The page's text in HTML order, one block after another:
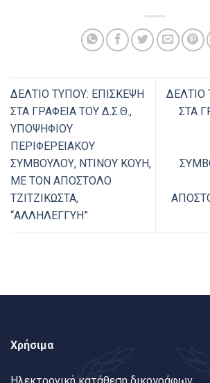
ΔΕΛΤΙΟ ΤΥΠΟΥ: ΕΠΙΣΚΕΨΗ
ΣΤΑ ΓΡΑΦΕΙΑ ΤΟΥ Δ.Σ.Θ.,
ΥΠΟΨΗΦΙΟΥ
ΠΕΡΙΦΕΡΕΙΑΚΟΥ
ΣΥΜΒΟΥΛΟΥ, ΝΤΙΝΟΥ ΚΟΥΗ,
ΜΕ ΤΟΝ ΑΠΟΣΤΟΛΟ
ΤΖΙΤΖΙΚΩΣΤΑ,
“ΑΛΛΗΛΕΓΓΥΗ”
ΔΕΛΤΙΟ
ΣΤΑ
Χρήσιμα